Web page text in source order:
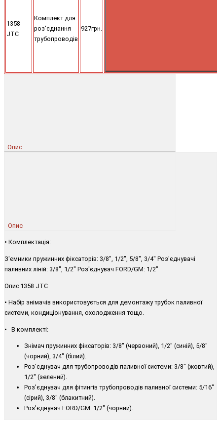
1358
JTC
Комплект для
роз'єднання
трубопроводів
927грн.
Опис
Опис
• Комплектація:
З'ємники пружинних фіксаторів: 3/8", 1/2", 5/8", 3/4" Роз'єднувачі
паливних ліній: 3/8", 1/2" Роз'єднувач FORD/GM: 1/2"
Опис 1358 JTC
• Набір знімачів використовується для демонтажу трубок паливної
системи, кондиціонування, охолодження тощо.
• В комплекті:
Знімач пружинних фіксаторів: 3/8" (червоний), 1/2" (синій), 5/8"
(чорний), 3/4" (білий).
Роз'єднувач для трубопроводів паливної системи: 3/8" (жовтий),
1/2" (зелений).
Роз'єднувач для фітингів трубопроводів паливної системи: 5/16"
(сірий), 3/8" (блакитний).
Роз'єднувач FORD/GM: 1/2" (чорний).